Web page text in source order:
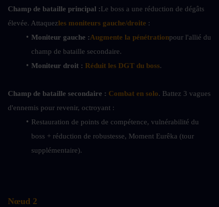
Champ de bataille principal :Le boss a une réduction de dégâts
élevée. Attaquezles moniteurs gauche/droite :
Moniteur gauche :Augmente la pénétrationpour l'allié du
champ de bataille secondaire.
Moniteur droit : Réduit les DGT du boss.
Champ de bataille secondaire : Combat en solo. Battez 3 vagues
d'ennemis pour revenir, octroyant :
Restauration de points de compétence, vulnérabilité du
boss + réduction de robustesse, Moment Eurêka (tour
supplémentaire).
Nœud 2